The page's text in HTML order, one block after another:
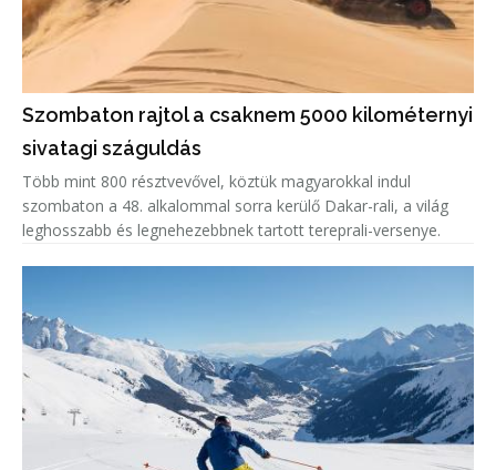
Szombaton rajtol a csaknem 5000 kilométernyi
sivatagi száguldás
Több mint 800 résztvevővel, köztük magyarokkal indul
szombaton a 48. alkalommal sorra kerülő Dakar-rali, a világ
leghosszabb és legnehezebbnek tartott tereprali-versenye.